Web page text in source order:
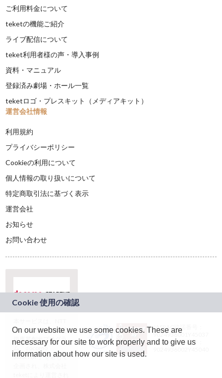
ご利用料金について
teketの機能ご紹介
ライブ配信について
teket利用者様の声・導入事例
資料・マニュアル
登録済み劇場・ホール一覧
teketロゴ・プレスキット（メディアキット）
運営会社情報
利用規約
プライバシーポリシー
Cookieの利用について
個人情報の取り扱いについて
特定商取引法に基づく表示
運営会社
お知らせ
お問い合わせ
ドコモグループの新
規事業創出プログラ
ム「docomo
STARTUP」を通じて
JASRAC許諾番号：
9024936001Y45037
JASRAC許諾番号：
On our website we use some cookies. These are
necessary for our site to work properly and to give us
information about how our site is used.